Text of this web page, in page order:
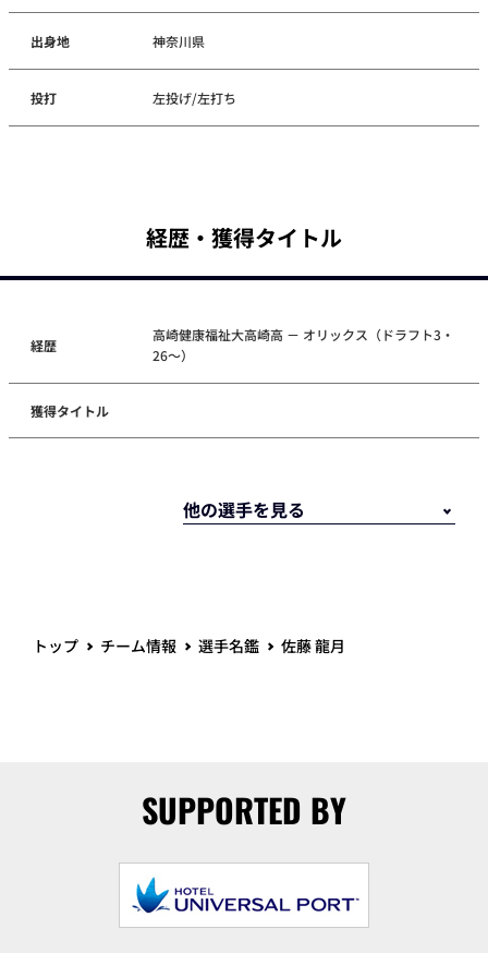
出身地 神奈川県
投打 左投げ/左打ち
経歴・獲得タイトル
経歴
高崎健康福祉大高崎高 － オリックス（ドラフト3・
26～）
獲得タイトル
トップ チーム情報 選手名鑑 佐藤 龍月
SUPPORTED BY